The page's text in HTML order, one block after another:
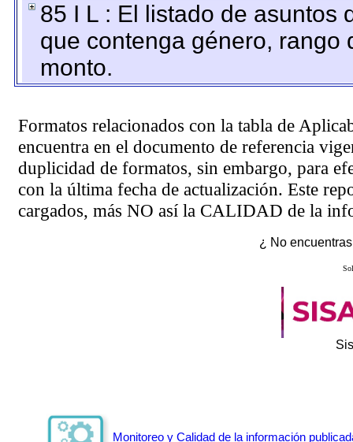
85 I L : El listado de asuntos
que contenga género, rango
monto.
Formatos relacionados con la tabla de
encuentra en el documento de referencia
duplicidad de formatos, sin embargo, para
con la última fecha de actualización. Este
cargados, más NO así la CALIDAD de la
¿ No
Monitoreo y Calidad de la información